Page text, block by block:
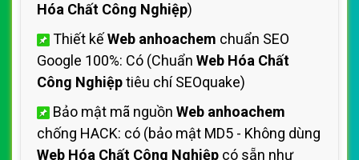
Hóa Chất Công Nghiệp)
Thiết kếWeb anhoachem chuẩn SEO
Google 100%: Có (Chuẩn Web Hóa Chất
Công Nghiệptiêu chí SEOquake)
Bảo mật mã nguồn Web anhoachem
chống HACK: có (bảo mật MD5 - Không dùng
Web Hóa Chất Công Nghiệp có sẵn như